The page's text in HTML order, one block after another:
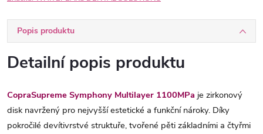
Popis produktu
Detailní popis produktu
CopraSupreme Symphony Multilayer 1100MPa je zirkonový
disk navržený pro nejvyšší estetické a funkční nároky. Díky
pokročilé devítivrstvé struktuře, tvořené pěti základními a čtyřmi